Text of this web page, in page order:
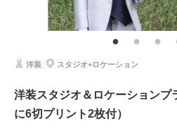
春のみの限定プラン♡4月〜5月中旬にご利
ロケーションで150カット♪ご希望をお聞か
ロケーション場所は大宮第二公園または市
このプランで撮影可能な撮影レポート
撮影日：
洋装 スタジオ+ロケーション
洋装スタジオ＆ロケーションプ
に6切プリント2枚付）